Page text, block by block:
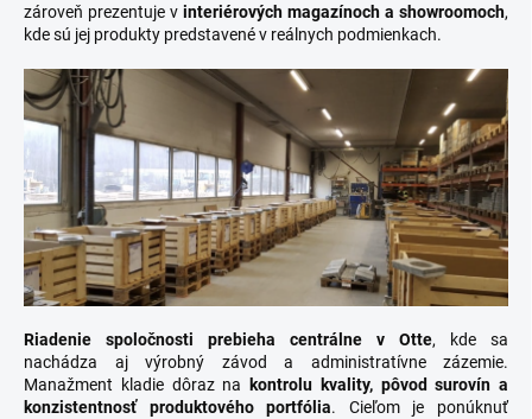
zároveň prezentuje v interiérových magazínoch a showroomoch,
kde sú jej produkty predstavené v reálnych podmienkach.
Riadenie spoločnosti prebieha centrálne v Otte, kde sa
nachádza aj výrobný závod a administratívne zázemie.
Manažment kladie dôraz na
kontrolu kvality, pôvod surovín a
konzistentnosť produktového portfólia. Cieľom je ponúknuť